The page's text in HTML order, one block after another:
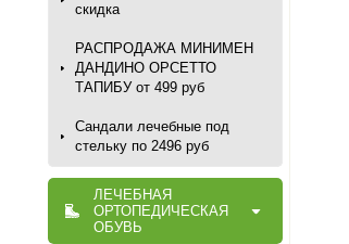
скидка
РАСПРОДАЖА МИНИМЕН
ДАНДИНО ОРСЕТТО
ТАПИБУ от 499 руб
Сандали лечебные под
стельку по 2496 руб
ЛЕЧЕБНАЯ
ОРТОПЕДИЧЕСКАЯ
ОБУВЬ